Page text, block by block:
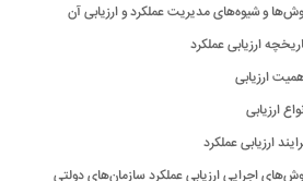
و شیوه‌های مدیریت عملکرد و ارزیابی آن
ارزیابی عملكرد
ارزیابی
ارزیابی
ارزیابی عملكرد
اجرایی ارزیابی عملكرد سازمان‌های دولتی